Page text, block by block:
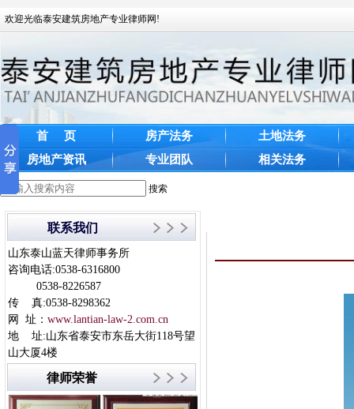
欢迎光临泰安建筑房地产专业律师网!
首 页 房产法务
土地法务
房地产资讯
专业团队 相关法务
搜索
联系我们
山东泰山蓝天律师事务所
咨询电话:0538-6316800
0538-8226587
传 真:0538-8298362
网 址： www.lantian-law-2.com.cn
地 址:山东省泰安市东岳大街118号望
山大厦4楼
律师荣誉